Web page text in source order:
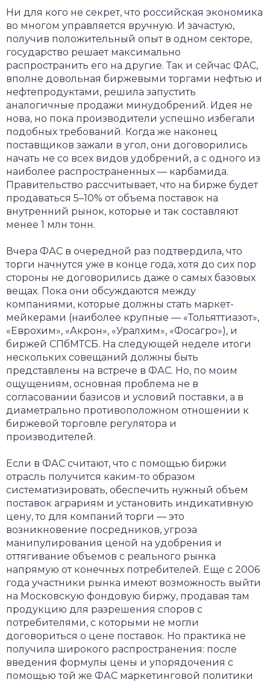
Ни для кого не секрет, что российская экономика
во многом управляется вручную. И зачастую,
получив положительный опыт в одном секторе,
государство решает максимально
распространить его на другие. Так и сейчас ФАС,
вполне довольная биржевыми торгами нефтью и
нефтепродуктами, решила запустить
аналогичные продажи минудобрений. Идея не
нова, но пока производители успешно избегали
подобных требований. Когда же наконец
поставщиков зажали в угол, они договорились
начать не со всех видов удобрений, а с одного из
наиболее распространенных — карбамида.
Правительство рассчитывает, что на бирже будет
продаваться 5–10% от объема поставок на
внутренний рынок, которые и так составляют
менее 1 млн тонн.
Вчера ФАС в очередной раз подтвердила, что
торги начнутся уже в конце года, хотя до сих пор
стороны не договорились даже о самых базовых
вещах. Пока они обсуждаются между
компаниями, которые должны стать маркет-
мейкерами (наиболее крупные — «Тольяттиазот»,
«Еврохим», «Акрон», «Уралхим», «Фосагро»), и
биржей СПбМТСБ. На следующей неделе итоги
нескольких совещаний должны быть
представлены на встрече в ФАС. Но, по моим
ощущениям, основная проблема не в
согласовании базисов и условий поставки, а в
диаметрально противоположном отношении к
биржевой торговле регулятора и
производителей.
Если в ФАС считают, что с помощью биржи
отрасль получится каким-то образом
систематизировать, обеспечить нужный объем
поставок аграриям и установить индикативную
цену, то для компаний торги — это
возникновение посредников, угроза
манипулирования ценой на удобрения и
оттягивание объемов с реального рынка
напрямую от конечных потребителей. Еще с 2006
года участники рынка имеют возможность выйти
на Московскую фондовую биржу, продавая там
продукцию для разрешения споров с
потребителями, с которыми не могли
договориться о цене поставок. Но практика не
получила широкого распространения: после
введения формулы цены и упорядочения с
помощью той же ФАС маркетинговой политики